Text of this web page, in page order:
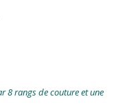
8 rangs de couture et une